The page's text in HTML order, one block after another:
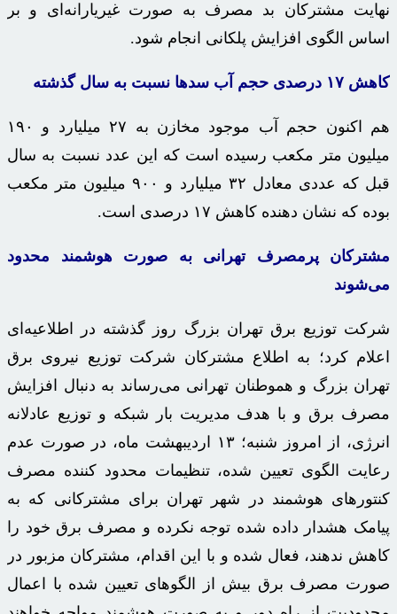
نهایت مشترکان بد مصرف به صورت غیریارانه‌ای و بر
اساس الگوی افزایش پلکانی انجام شود.
کاهش درصدی حجم آب سدها نسبت به سال گذشته
هم اکنون حجم آب موجود مخازن به ۲۷ میلیارد و ۱۹۰
میلیون متر مکعب رسیده است که این عدد نسبت به سال
قبل که عددی معادل ۳۲ میلیارد و ۹۰۰ میلیون متر مکعب
بوده که نشان دهنده کاهش ۱۷ درصدی است.
مشترکان پرمصرف تهرانی به صورت هوشمند محدود
می‌شوند
شرکت توزیع برق تهران بزرگ روز گذشته در اطلاعیه‌ای
اعلام کرد؛ به اطلاع مشترکان شرکت توزیع نیروی برق
تهران بزرگ و هموطنان تهرانی می‌رساند به دنبال افزایش
مصرف برق و با هدف مدیریت بار شبکه و توزیع عادلانه
انرژی، از امروز شنبه؛ ۱۳ اردیبهشت ماه، در صورت عدم
رعایت الگوی تعیین شده، تنظیمات محدود کننده مصرف
کنتورهای هوشمند در شهر تهران برای مشترکانی که به
پیامک هشدار داده شده توجه نکرده و مصرف برق خود را
کاهش ندهند، فعال شده و با این اقدام، مشترکان مزبور در
صورت مصرف برق بیش از الگوهای تعیین شده با اعمال